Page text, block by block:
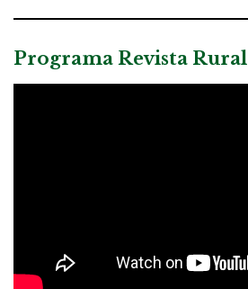
Programa Revista Rural